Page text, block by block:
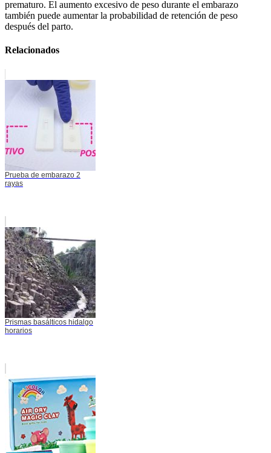
prematuro. El aumento excesivo de peso durante el embarazo
también puede aumentar la probabilidad de retención de peso
después del parto.
Relacionados
Prueba de embarazo 2
rayas
Prismas basálticos hidalgo
horarios